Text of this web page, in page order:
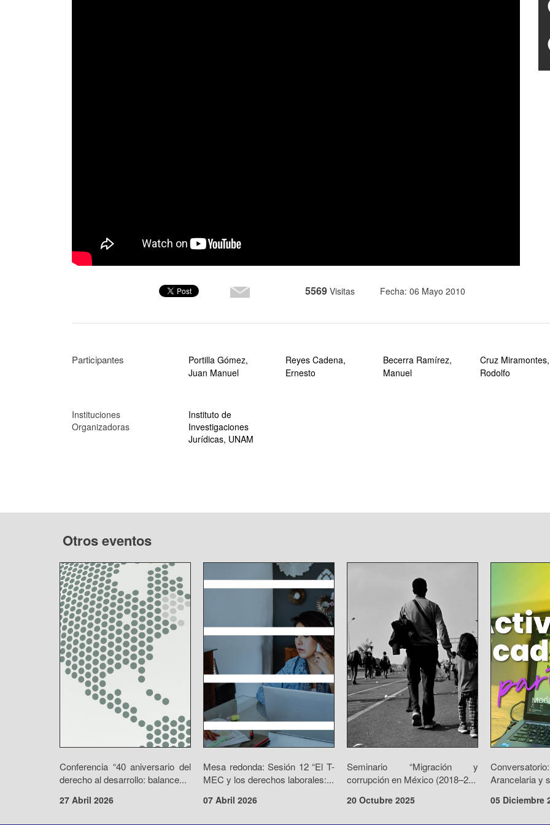
5569 Visitas Fecha: 06 Mayo 2010
Participantes
Portilla Gómez,
Juan Manuel
Reyes Cadena,
Ernesto
Becerra Ramírez,
Manuel
Cruz Miramontes,
Rodolfo
Instituciones
Organizadoras
Instituto de
Investigaciones
Jurídicas, UNAM
Otros eventos
Conferencia “40 aniversario del
derecho al desarrollo: balance...
27 Abril 2026
Mesa redonda: Sesión 12 “El T-
MEC y los derechos laborales:...
07 Abril 2026
Seminario “Migración y
corrupción en México (2018–2...
20 Octubre 2025
Arancelaria y
05 Diciembre